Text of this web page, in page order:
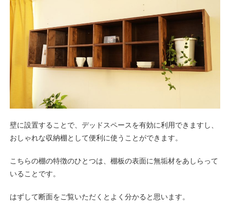
壁に設置することで、デッドスペースを有効に利用できますし、
おしゃれな収納棚として便利に使うことができます。
こちらの棚の特徴のひとつは、棚板の表面に無垢材をあしらって
いることです。
はずして断面をご覧いただくとよく分かると思います。